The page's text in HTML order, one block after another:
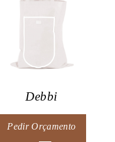
Debbi
Pedir Orçamento